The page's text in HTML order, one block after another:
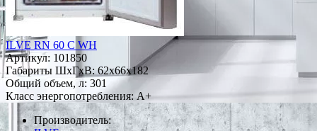
ILVE RN 60 C WH
Артикул: 101850
Габариты ШxГxВ: 62x66x182
Общий объем, л: 301
Класс энергопотребления: A+
Производитель: